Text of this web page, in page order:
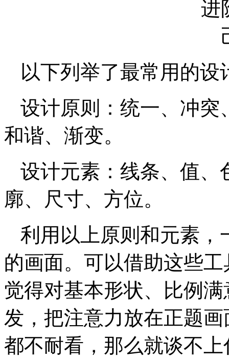
以下列举了最常用的设
设计原则：统一、冲突
和谐、渐变。
设计元素：线条、值、
廓、尺寸、方位。
利用以上原则和元素，
的画面。可以借助这些
觉得对基本形状、比例
发，把注意力放在正题
都不耐看，那么就谈不